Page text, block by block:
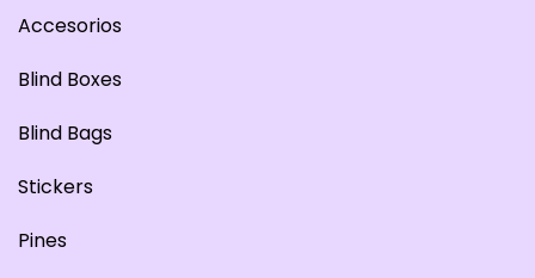
Accesorios
Blind Boxes
Blind Bags
Stickers
Pines